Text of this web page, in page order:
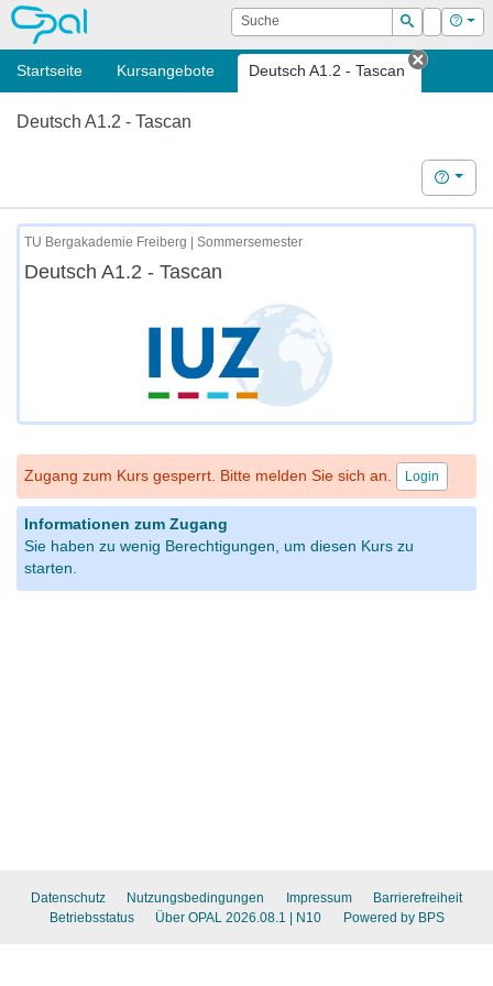
OPAL Suche
Suchen
Login Hilfe
Startseite Kursangebote Deutsch A1.2 - Tascan
Tab
Deutsch A1.2 - Tascan
Hilfe
TU Bergakademie Freiberg | Sommersemester
Deutsch A1.2 - Tascan
Zugang zum Kurs gesperrt. Bitte melden Sie sich an. Login
Informationen zum Zugang
Sie haben zu wenig Berechtigungen, um diesen Kurs zu
starten.
Datenschutz Nutzungsbedingungen Impressum
Barrierefreiheit
Betriebsstatus
Über OPAL 2026.08.1 | N10 Powered by BPS